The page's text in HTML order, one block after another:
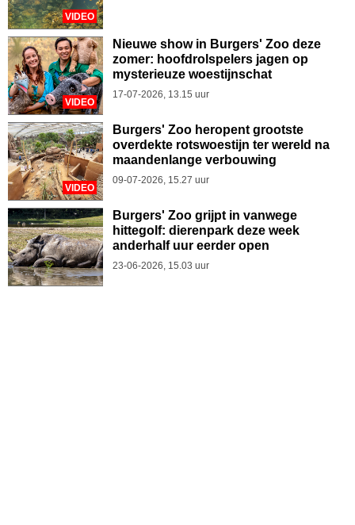
VIDEO
VIDEO
Nieuwe show in Burgers' Zoo deze
zomer: hoofdrolspelers jagen op
mysterieuze woestijnschat
17-07-2026, 13.15 uur
VIDEO
Burgers' Zoo heropent grootste
overdekte rotswoestijn ter wereld na
maandenlange verbouwing
09-07-2026, 15.27 uur
Burgers' Zoo grijpt in vanwege
hittegolf: dierenpark deze week
anderhalf uur eerder open
23-06-2026, 15.03 uur